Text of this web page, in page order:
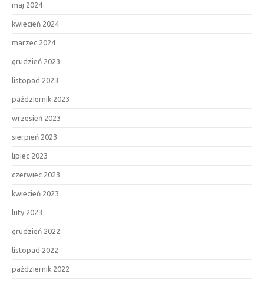
maj 2024
kwiecień 2024
marzec 2024
grudzień 2023
listopad 2023
październik 2023
wrzesień 2023
sierpień 2023
lipiec 2023
czerwiec 2023
kwiecień 2023
luty 2023
grudzień 2022
listopad 2022
październik 2022